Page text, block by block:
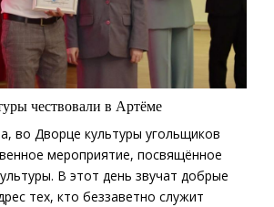
чествовали в Артёме
во Дворце культуры угольщиков
мероприятие, посвящённое
В этот день звучат добрые
тех, кто беззаветно служит